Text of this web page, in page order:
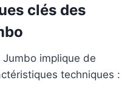
clés des
implique de
techniques :